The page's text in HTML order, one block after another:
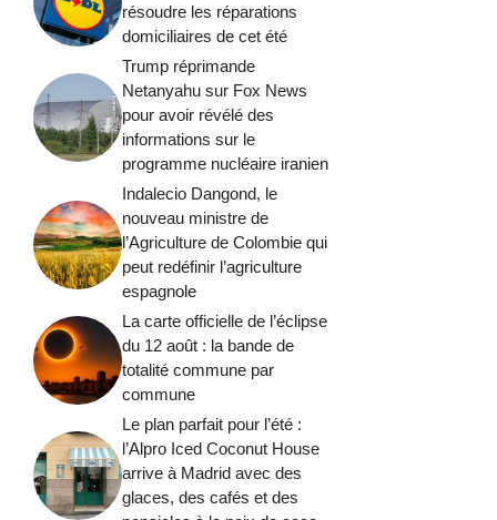
résoudre les réparations
domiciliaires de cet été
Trump réprimande
Netanyahu sur Fox News
pour avoir révélé des
informations sur le
programme nucléaire iranien
Indalecio Dangond, le
nouveau ministre de
l’Agriculture de Colombie qui
peut redéfinir l’agriculture
espagnole
La carte officielle de l’éclipse
du 12 août : la bande de
totalité commune par
commune
Le plan parfait pour l’été :
l’Alpro Iced Coconut House
arrive à Madrid avec des
glaces, des cafés et des